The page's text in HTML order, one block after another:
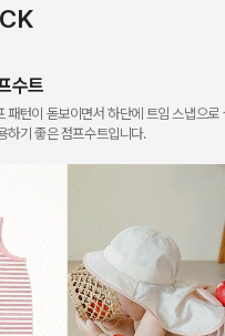
수트
패턴이 돋보이면서 하단에 트임 스냅으
하기 좋은 점프수트입니다.